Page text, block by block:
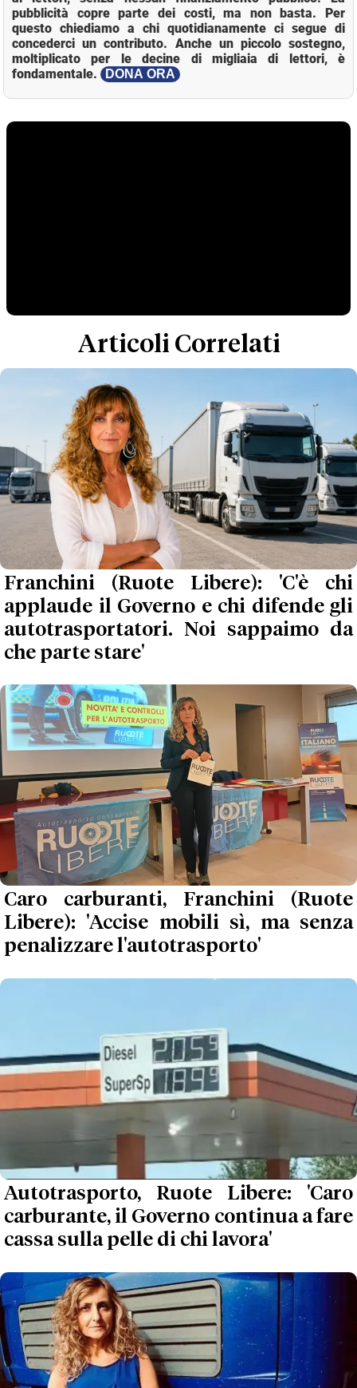
pubblicità copre parte dei costi, ma non basta. Per
questo chiediamo a chi quotidianamente ci segue di
concederci un contributo. Anche un piccolo sostegno,
moltiplicato per le decine di migliaia di lettori, è
fondamentale.
DONA ORA
Articoli Correlati
Franchini (Ruote Libere): 'C'è chi
applaude il Governo e chi difende gli
autotrasportatori. Noi sappaimo da
che parte stare'
Caro carburanti, Franchini (Ruote
Libere): 'Accise mobili sì, ma senza
penalizzare l'autotrasporto'
Autotrasporto, Ruote Libere: 'Caro
carburante, il Governo continua a fare
cassa sulla pelle di chi lavora'